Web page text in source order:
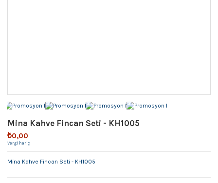
Mina Kahve Fincan Seti - KH1005
₺0,00
Vergi hariç
Mina Kahve Fincan Seti - KH1005